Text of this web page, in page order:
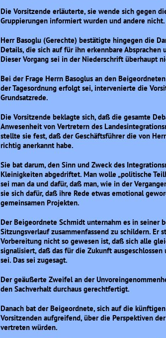
Die Vorsitzende erläuterte, sie wende sich gegen
Gruppierungen informiert wurden und andere
Herr Basoglu (Gerechte) bestätigte hingegen die
Details, die sich auf für ihn erkennbare
Dieser Vorgang sei in der Niederschrift überhaupt
Bei der Frage Herrn Basoglus an den
der Tagesordnung erfolgt sei, intervenierte die
Grundsatzrede.
Die Vorsitzende beklagte sich, daß die gesamte
Anwesenheit von Vertretern des
stellte sie fest, daß der Geschäftsführer die von
richtig anerkannt habe.
Sie bat darum, den Sinn und Zweck des
Kleinigkeiten abgedriftet. Man wolle „politische
sei man da und dafür, daß man, wie in der
sie sich dafür, daß ihre Rede etwas emotional
gemeinsamen Projekten.
Der Beigeordnete Schmidt unternahm es in seiner
Sitzungsverlauf zusammenfassend zu schildern.
Vorbereitung nicht so gewesen ist, daß sich alle
signalisiert, daß das für die Zukunft
sei. Das sei zugesagt.
Der geäußerte Zweifel an der
den Sachverhalt durchaus gerechtfertigt.
Danach bat der Beigeordnete, sich auf die
Vorsitzenden aufgreifend, über die Perspektiven
vertreten würden.